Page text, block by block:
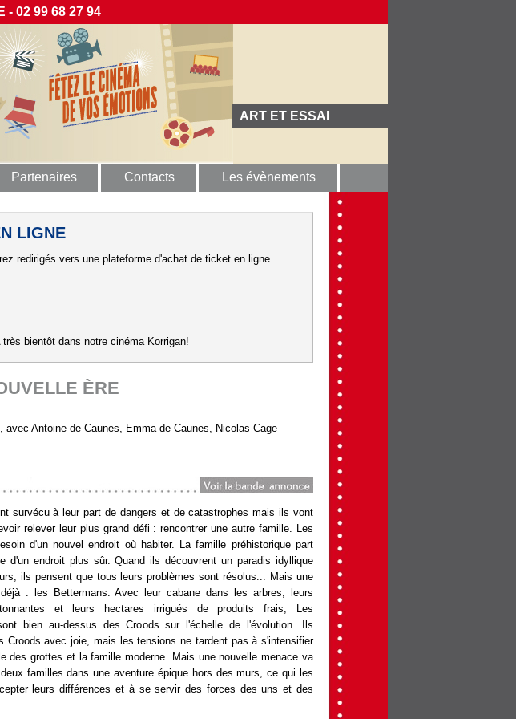
- 02 99 68 27 94
ART ET ESSAI
Partenaires Contacts Les évènements
LIGNE
redirigés vers une plateforme d'achat de ticket en ligne.
bientôt dans notre cinéma Korrigan!
ÈRE
avec Antoine de Caunes, Emma de Caunes, Nicolas Cage
film/fichefilm_gen_cfilm=220796.html
survécu à leur part de dangers et de catastrophes mais ils vont
relever leur plus grand défi : rencontrer une autre famille. Les
d'un nouvel endroit où habiter. La famille préhistorique part
d'un endroit plus sûr. Quand ils découvrent un paradis idyllique
ils pensent que tous leurs problèmes sont résolus... Mais une
: les Bettermans. Avec leur cabane dans les arbres, leurs
et leurs hectares irrigués de produits frais, Les
bien au-dessus des Croods sur l'échelle de l'évolution. Ils
Croods avec joie, mais les tensions ne tardent pas à s'intensifier
des grottes et la famille moderne. Mais une nouvelle menace va
familles dans une aventure épique hors des murs, ce qui les
leurs différences et à se servir des forces des uns et des